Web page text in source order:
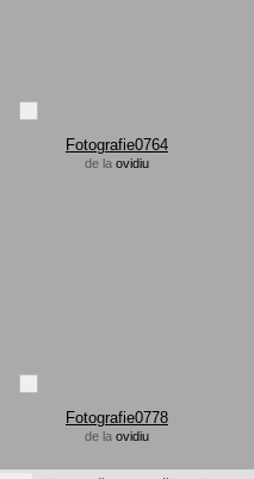
Fotografie0764
de la ovidiu
Fotografie0778
de la ovidiu